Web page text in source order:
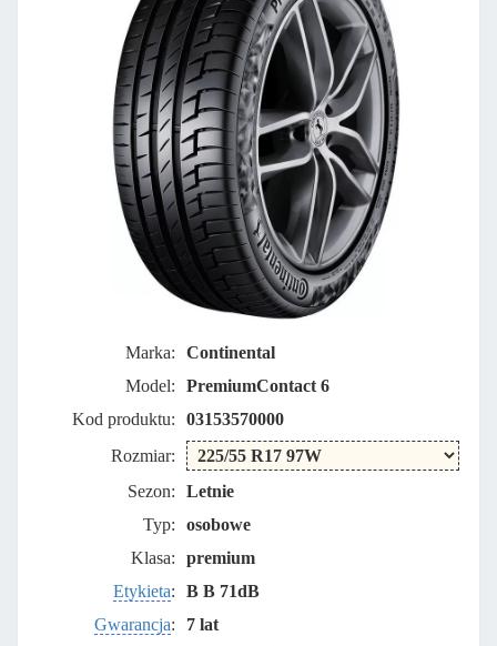
Marka:
Continental
Model:
PremiumContact 6
Kod produktu:
03153570000
Rozmiar:
Sezon:
Letnie
Typ:
osobowe
Klasa:
premium
Etykieta:
B B 71dB
Gwarancja:
7 lat